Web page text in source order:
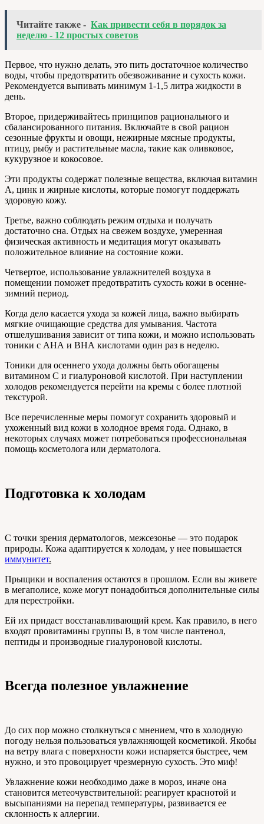
Читайте также - Как привести себя в порядок за
неделю - 12 простых советов
Первое, что нужно делать, это пить достаточное количество
воды, чтобы предотвратить обезвоживание и сухость кожи.
Рекомендуется выпивать минимум 1-1,5 литра жидкости в
день.
Второе, придерживайтесь принципов рационального и
сбалансированного питания. Включайте в свой рацион
сезонные фрукты и овощи, нежирные мясные продукты,
птицу, рыбу и растительные масла, такие как оливковое,
кукурузное и кокосовое.
Эти продукты содержат полезные вещества, включая витамин
А, цинк и жирные кислоты, которые помогут поддержать
здоровую кожу.
Третье, важно соблюдать режим отдыха и получать
достаточно сна. Отдых на свежем воздухе, умеренная
физическая активность и медитация могут оказывать
положительное влияние на состояние кожи.
Четвертое, использование увлажнителей воздуха в
помещении поможет предотвратить сухость кожи в осенне-
зимний период.
Когда дело касается ухода за кожей лица, важно выбирать
мягкие очищающие средства для умывания. Частота
отшелушивания зависит от типа кожи, и можно использовать
тоники с АНА и ВНА кислотами один раз в неделю.
Тоники для осеннего ухода должны быть обогащены
витамином С и гиалуроновой кислотой. При наступлении
холодов рекомендуется перейти на кремы с более плотной
текстурой.
Все перечисленные меры помогут сохранить здоровый и
ухоженный вид кожи в холодное время года. Однако, в
некоторых случаях может потребоваться профессиональная
помощь косметолога или дерматолога.
Подготовка к холодам
С точки зрения дерматологов, межсезонье — это подарок
природы. Кожа адаптируется к холодам, у нее повышается
иммунитет.
Прыщики и воспаления остаются в прошлом. Если вы живете
в мегаполисе, коже могут понадобиться дополнительные силы
для перестройки.
Ей их придаст восстанавливающий крем. Как правило, в него
входят провитамины группы В, в том числе пантенол,
пептиды и производные гиалуроновой кислоты.
Всегда полезное увлажнение
До сих пор можно столкнуться с мнением, что в холодную
погоду нельзя пользоваться увлажняющей косметикой. Якобы
на ветру влага с поверхности кожи испаряется быстрее, чем
нужно, и это провоцирует чрезмерную сухость. Это миф!
Увлажнение кожи необходимо даже в мороз, иначе она
становится метеочувствительной: реагирует краснотой и
высыпаниями на перепад температуры, развивается ее
склонность к аллергии.